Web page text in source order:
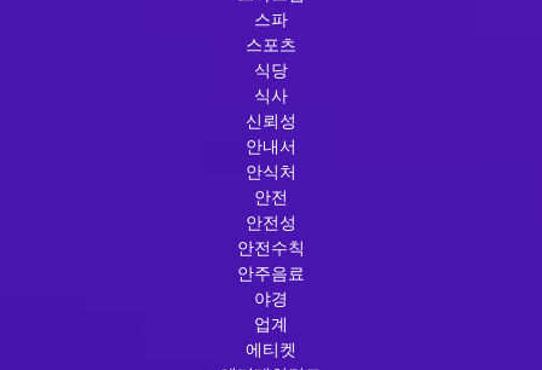
스파
스포츠
식당
식사
신뢰성
안내서
안식처
안전
안전성
안전수칙
안주음료
야경
업계
에티켓